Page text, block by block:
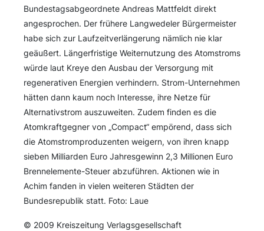
Bundestagsabgeordnete Andreas Mattfeldt direkt
angesprochen. Der frühere Langwedeler Bürgermeister
habe sich zur Laufzeitverlängerung nämlich nie klar
geäußert. Längerfristige Weiternutzung des Atomstroms
würde laut Kreye den Ausbau der Versorgung mit
regenerativen Energien verhindern. Strom-Unternehmen
hätten dann kaum noch Interesse, ihre Netze für
Alternativstrom auszuweiten. Zudem finden es die
Atomkraftgegner von „Compact“ empörend, dass sich
die Atomstromproduzenten weigern, von ihren knapp
sieben Milliarden Euro Jahresgewinn 2,3 Millionen Euro
Brennelemente-Steuer abzuführen. Aktionen wie in
Achim fanden in vielen weiteren Städten der
Bundesrepublik statt. Foto: Laue
© 2009 Kreiszeitung Verlagsgesellschaft